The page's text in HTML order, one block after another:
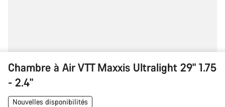
Chambre à Air VTT Maxxis Ultralight 29" 1.75
- 2.4"
Nouvelles disponibilités